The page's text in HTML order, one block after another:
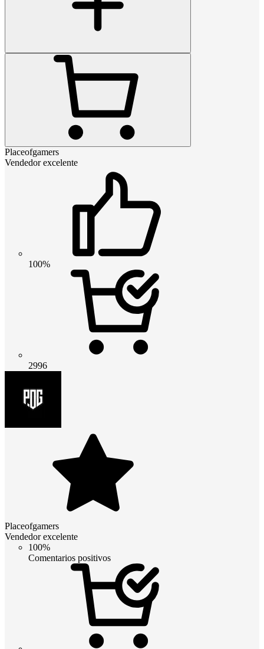
Placeofgamers
Vendedor excelente
100%
2996
Placeofgamers
Vendedor excelente
100%
Comentarios positivos